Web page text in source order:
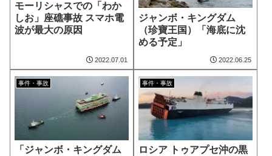
モーリシャスでの「わか
しお」座礁事故 スマホ電
波が最大の原因
2022.07.01
ジャンボ・キングダム
（珍寶王国）「海底に沈
める予定」
2022.06.25
事件・事故
「ジャンボ・キングダム
事件・事故
ロシア トゥアプセ沖の黒